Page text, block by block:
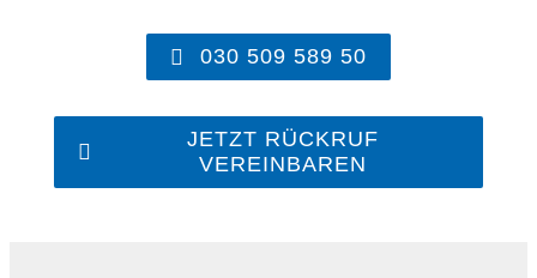
030 509 589 50
JETZT RÜCKRUF
VEREINBAREN